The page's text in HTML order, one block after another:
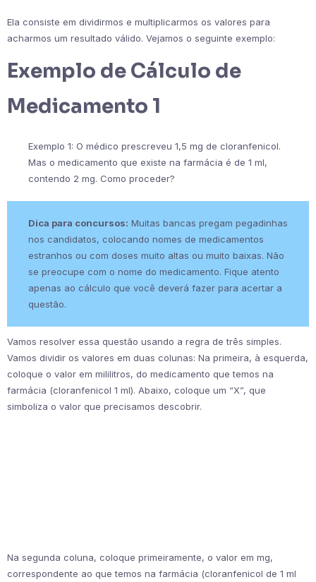
Ela consiste em dividirmos e multiplicarmos os valores para
acharmos um resultado válido. Vejamos o seguinte exemplo:
Exemplo de Cálculo de
Medicamento 1
Exemplo 1: O médico prescreveu 1,5 mg de cloranfenicol.
Mas o medicamento que existe na farmácia é de 1 ml,
contendo 2 mg. Como proceder?
Dica para concursos: Muitas bancas pregam pegadinhas
nos candidatos, colocando nomes de medicamentos
estranhos ou com doses muito altas ou muito baixas. Não
se preocupe com o nome do medicamento. Fique atento
apenas ao cálculo que você deverá fazer para acertar a
questão.
Vamos resolver essa questão usando a regra de três simples.
Vamos dividir os valores em duas colunas: Na primeira, à esquerda,
coloque o valor em mililitros, do medicamento que temos na
farmácia (cloranfenicol 1 ml). Abaixo, coloque um “X”, que
simboliza o valor que precisamos descobrir.
Na segunda coluna, coloque primeiramente, o valor em mg,
correspondente ao que temos na farmácia (cloranfenicol de 1 ml